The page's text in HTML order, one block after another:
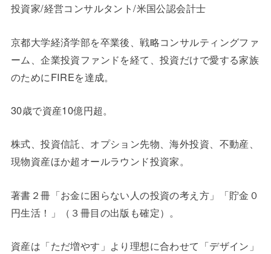
投資家/経営コンサルタント/米国公認会計士
京都大学経済学部を卒業後、戦略コンサルティングファ
ーム、企業投資ファンドを経て、投資だけで愛する家族
のためにFIREを達成。
30歳で資産10億円超。
株式、投資信託、オプション先物、海外投資、不動産、
現物資産ほか超オールラウンド投資家。
著書２冊「お金に困らない人の投資の考え方」「貯金０
円生活！」（３冊目の出版も確定）。
資産は「ただ増やす」より理想に合わせて「デザイン」